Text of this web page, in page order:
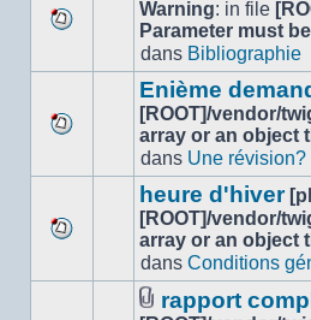
nouveau
message
Warning: in file
Parameter must
dans Bibliographie
nouveau
message
Enième
[ROOT]/vendor/
array or an object
dans Une révision?
nouveau
message
heure d'hiver
[ROOT]/vendor/
array or an object
dans Conditions
rapport